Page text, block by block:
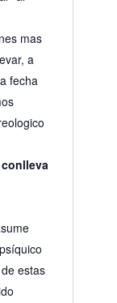
mas
a
fecha
estas